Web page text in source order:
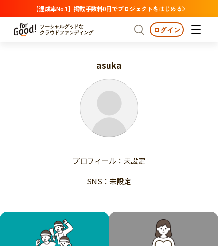
【達成率No.1】掲載手数料0円でプロジェクトをはじめる
ソーシャルグッドな
クラウドファンディング
プロジェクトからさがす 注目
支援金額が多い
支援人数が多い
終了日が近い
国際協力
子ども・教育
フード・農業
文化
環境・エシカル
人権・マイノリティ
支援金額が多い
終了日が近い
カテゴリーからさがす
医療・福祉
子ども・教育
人権・マイノリティ
北海道 青森 岩手 宮城
秋田
福島
ログイン
asuka
プロフィール：未設定
SNS：未設定